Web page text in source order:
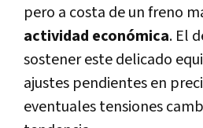
pero a costa de un freno
actividad económica. El
sostener este delicado
ajustes pendientes en
eventuales tensiones